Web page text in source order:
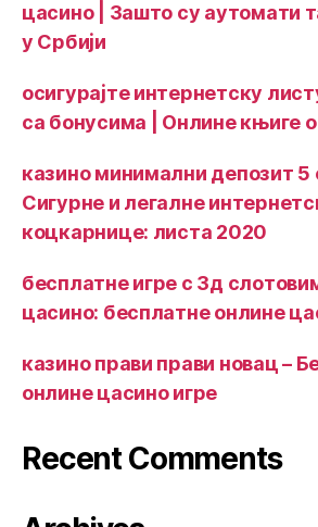
цасино | Зашто су аутомати
у Србији
осигурајте интернетску
са бонусима | Онлине књиге
казино минимални депозит 5
Сигурне и легалне
коцкарнице: листа 2020
бесплатне игре с 3д
цасино: бесплатне онлине
казино прави прави новац –
онлине цасино игре
Recent Comments